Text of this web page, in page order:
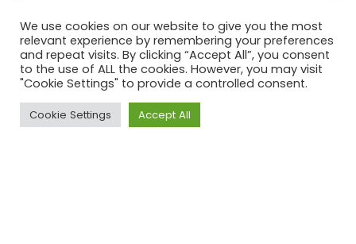
Non-Profit Organisatie
We use cookies on our website to give you the most
relevant experience by remembering your preferences
and repeat visits. By clicking “Accept All”, you consent
to the use of ALL the cookies. However, you may visit
"Cookie Settings" to provide a controlled consent.
Cookie Settings Accept All